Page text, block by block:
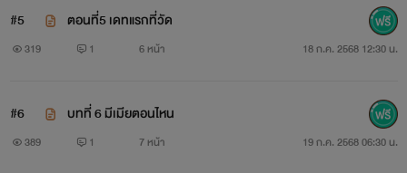
#5 ตอนที่5 เดทแรกที่วัด
319 1 6 หน้า 18 ก.ค. 2568 12:30 น.
#6 บทที่ 6 มีเมียตอนไหน
389 1 7 หน้า 19 ก.ค. 2568 06:30 น.